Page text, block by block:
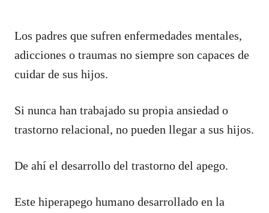
Los padres que sufren enfermedades mentales,
adicciones o traumas no siempre son capaces de
cuidar de sus hijos.
Si nunca han trabajado su propia ansiedad o
trastorno relacional, no pueden llegar a sus hijos.
De ahí el desarrollo del trastorno del apego.
Este hiperapego humano desarrollado en la